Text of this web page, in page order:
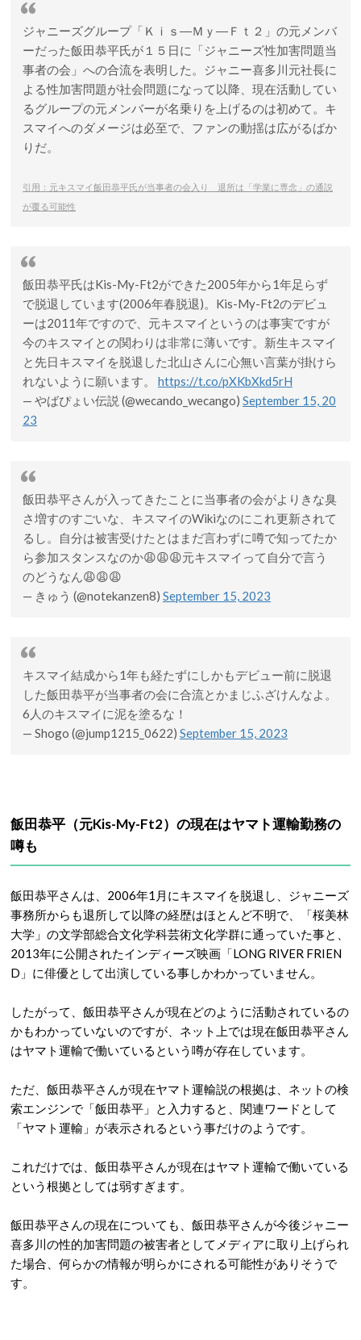
ジャニーズグループ「Ｋｉｓ―Ｍｙ―Ｆｔ２」の元メンバ
ーだった飯田恭平氏が１５日に「ジャニーズ性加害問題当
事者の会」への合流を表明した。ジャニー喜多川元社長に
よる性加害問題が社会問題になって以降、現在活動してい
るグループの元メンバーが名乗りを上げるのは初めて。キ
スマイへのダメージは必至で、ファンの動揺は広がるばか
りだ。
引用：元キスマイ飯田恭平氏が当事者の会入り 退所は「学業に専念」の通説
が覆る可能性
飯田恭平氏はKis-My-Ft2ができた2005年から1年足らず
で脱退しています(2006年春脱退)。Kis-My-Ft2のデビュ
ーは2011年ですので、元キスマイというのは事実ですが
今のキスマイとの関わりは非常に薄いです。新生キスマイ
と先日キスマイを脱退した北山さんに心無い言葉が掛けら
れないように願います。 https://t.co/pXKbXkd5rH
— やばぴょい伝説 (@wecando_wecango) September 15, 20
23
飯田恭平さんが入ってきたことに当事者の会がよりきな臭
さ増すのすごいな、キスマイのWikiなのにこれ更新されて
るし。自分は被害受けたとはまだ言わずに噂で知ってたか
ら参加スタンスなのか😩😩😩元キスマイって自分で言う
のどうなん😩😩😩
— きゅう (@notekanzen8) September 15, 2023
キスマイ結成から1年も経たずにしかもデビュー前に脱退
した飯田恭平が当事者の会に合流とかまじふざけんなよ。
6人のキスマイに泥を塗るな！
— Shogo (@jump1215_0622) September 15, 2023
飯田恭平（元Kis-My-Ft2）の現在はヤマト運輸勤務の
噂も
飯田恭平さんは、2006年1月にキスマイを脱退し、ジャニーズ
事務所からも退所して以降の経歴はほとんど不明で、「桜美林
大学」の文学部総合文化学科芸術文化学群に通っていた事と、
2013年に公開されたインディーズ映画「LONG RIVER FRIEN
D」に俳優として出演している事しかわかっていません。
したがって、飯田恭平さんが現在どのように活動されているの
かもわかっていないのですが、ネット上では現在飯田恭平さん
はヤマト運輸で働いているという噂が存在しています。
ただ、飯田恭平さんが現在ヤマト運輸説の根拠は、ネットの検
索エンジンで「飯田恭平」と入力すると、関連ワードとして
「ヤマト運輸」が表示されるという事だけのようです。
これだけでは、飯田恭平さんが現在はヤマト運輸で働いている
という根拠としては弱すぎます。
飯田恭平さんの現在についても、飯田恭平さんが今後ジャニー
喜多川の性的加害問題の被害者としてメディアに取り上げられ
た場合、何らかの情報が明らかにされる可能性がありそうで
す。